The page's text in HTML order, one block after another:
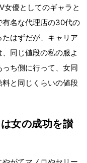
女優としてのギャラと
有名な代理店の30代の
はずだが、キャリア
同じ値段の私の服よ
ち側に行って、女同
と同じくらいの値段
女の成功を讃